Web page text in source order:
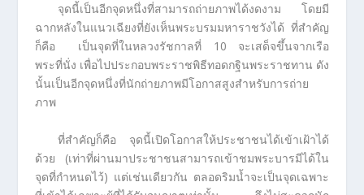
จุดนี้เป็นอีกจุดหนึ่งที่สามารถถ่ายภาพได้งดงาม โดยมี
ฉากหลังในแนวเฉียงที่ยังเห็นพระบรมมหาราชวังได้ ที่สำคัญ
ก็คือ เป็นจุดที่ในหลวงรัชกาลที่ 10 จะเสด็จขึ้นจากเรือ
พระที่นั่ง เพื่อไปประกอบพระราชพิธีทอดกฐินพระราชทาน ดัง
นั้นเป็นอีกจุดหนึ่งที่นักถ่ายภาพมีโอกาสสูงสำหรับการถ่าย
ภาพ
ที่สำคัญก็คือ จุดนี้เปิดโอกาสให้ประชาชนได้เข้าเฝ้าได้
ด้วย (เท่าที่ผ่านมาประชาชนสามารถเข้าชมพระบารมีได้ใน
จุดที่กำหนดไว้) แต่เช่นเดียวกัน ตลอดริมน้ำจะเป็นจุดเฉพาะ